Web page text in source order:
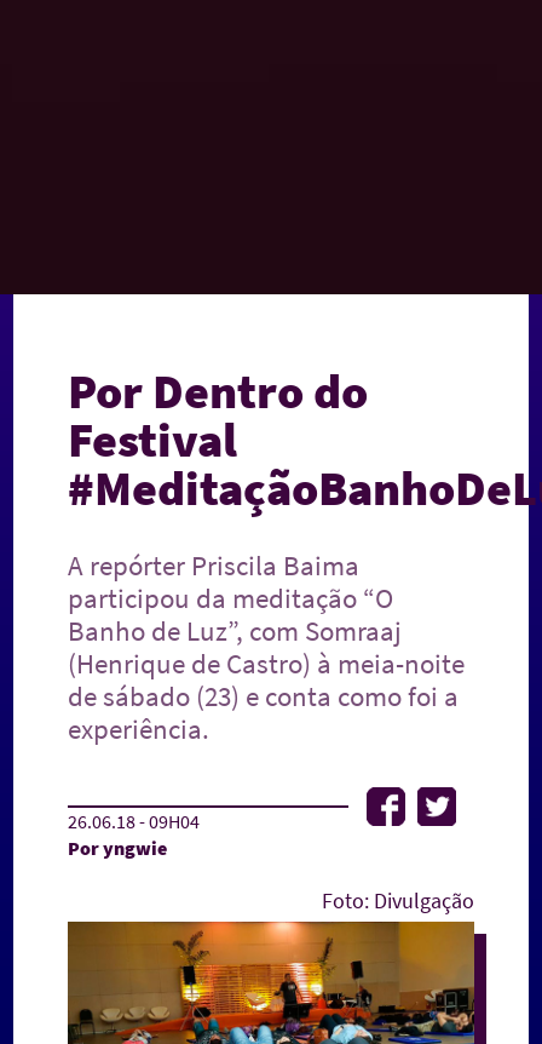
Por Dentro do
Festival
A repórter Priscila Baima
participou da meditação “O
Banho de Luz”, com Somraaj
(Henrique de Castro) à meia-noite
de sábado (23) e conta como foi a
experiência.
26.06.18 - 09H04
Por yngwie